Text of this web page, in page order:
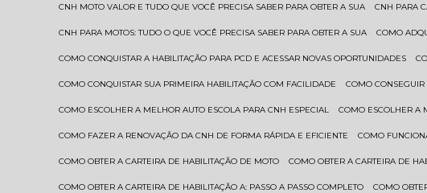
CNH MOTO VALOR E TUDO QUE VOCÊ PRECISA SABER PARA OBTER A SUA CNH PARA
CNH PARA MOTOS: TUDO O QUE VOCÊ PRECISA SABER PARA OBTER A SUA COMO
COMO CONQUISTAR A HABILITAÇÃO PARA PCD E ACESSAR NOVAS OPORTUNIDADES
COMO CONQUISTAR SUA PRIMEIRA HABILITAÇÃO COM FACILIDADE COMO
COMO ESCOLHER A MELHOR AUTO ESCOLA PARA CNH ESPECIAL COMO ESCOLHER
COMO FAZER A RENOVAÇÃO DA CNH DE FORMA RÁPIDA E EFICIENTE COMO
COMO OBTER A CARTEIRA DE HABILITAÇÃO DE MOTO COMO OBTER A CARTEIRA DE
COMO OBTER A CARTEIRA DE HABILITAÇÃO A: PASSO A PASSO COMPLETO COMO